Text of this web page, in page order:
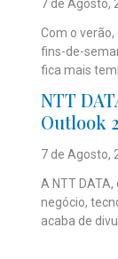
7 de Agosto,
Com o
fins-de-
fica mais
NTT
Outlook
7 de Agosto,
A NTT
negócio,
acaba de